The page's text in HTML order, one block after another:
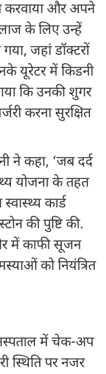
करवाया और अपने
के लिए उन्हें
जहां डॉक्टरों
यूरेटर में किडनी
कि उनकी शुगर
करना सुरक्षित
ने कहा, ‘जब दर्द
योजना के तहत
कार्ड
की पुष्टि की.
में काफी सूजन
को नियंत्रित
में चेक-अप
स्थिति पर नजर